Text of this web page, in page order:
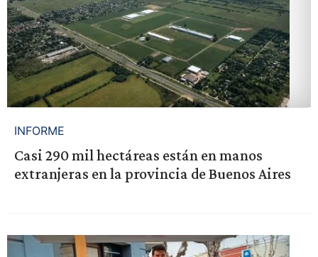
INFORME
Casi 290 mil hectáreas están en manos
extranjeras en la provincia de Buenos Aires